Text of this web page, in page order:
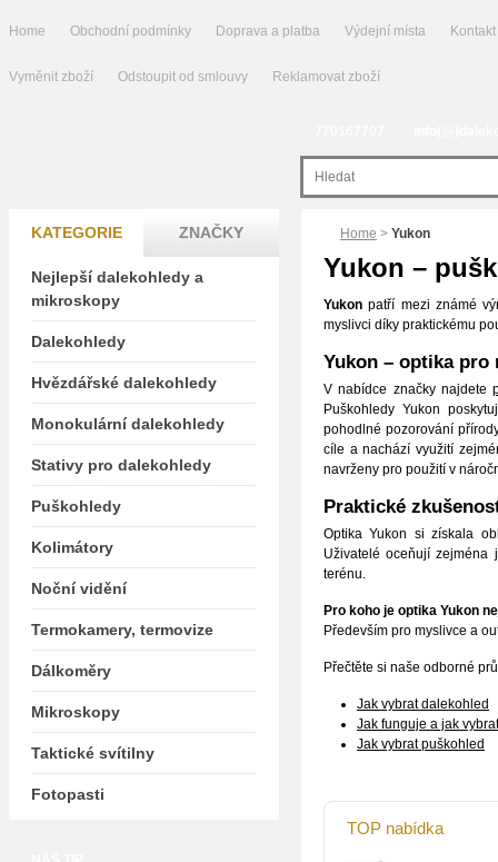
Home Obchodní podmínky Doprava a platba Výdejní místa Kontakt
Vyměnit zboží Odstoupit od smlouvy Reklamovat zboží
Home > Yukon
Yukon –
Yukon patří mezi známé
myslivci díky praktickému
Yukon – optika
V nabídce značky najdete
Puškohledy Yukon
pohodlné pozorování
cíle a nachází využití
navrženy pro použití v
Praktické
Optika Yukon si získala
Uživatelé oceňují zejména
terénu.
Pro koho je optika Yukon
Především pro myslivce a
Přečtěte si naše odborné
Jak vybrat dalekohled
Jak funguje a jak
Jak vybrat puškohled
TOP nabídka
KATEGORIE ZNAČKY
Nejlepší dalekohledy a
mikroskopy
Dalekohledy
Hvězdářské dalekohledy
Monokulární dalekohledy
Stativy pro dalekohledy
Puškohledy
Kolimátory
Noční vidění
Termokamery, termovize
Dálkoměry
Mikroskopy
Taktické svítilny
Fotopasti